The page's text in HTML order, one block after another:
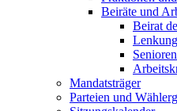
Beiräte und
Beirat
Mandatsträger
Parteien und